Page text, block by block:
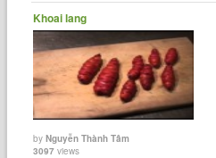
Khoai lang
byNguyễn Thành Tâm
3097 views